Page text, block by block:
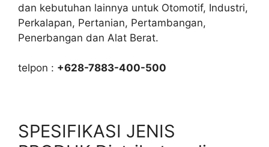
dan kebutuhan lainnya untuk Otomotif, Industri,
Perkalapan, Pertanian, Pertambangan,
Penerbangan dan Alat Berat.
telpon : +628-7883-400-500
SPESIFIKASI JENIS